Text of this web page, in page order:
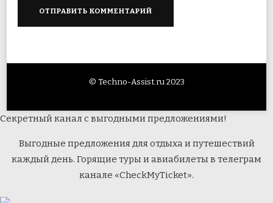
© Techno-Assist.ru 2023
Секретный канал с выгодными предложениями!
Выгодные предложения для отдыха и путешествий
каждый день. Горящие туры и авиабилеты в телеграм
канале «CheckMyTicket».